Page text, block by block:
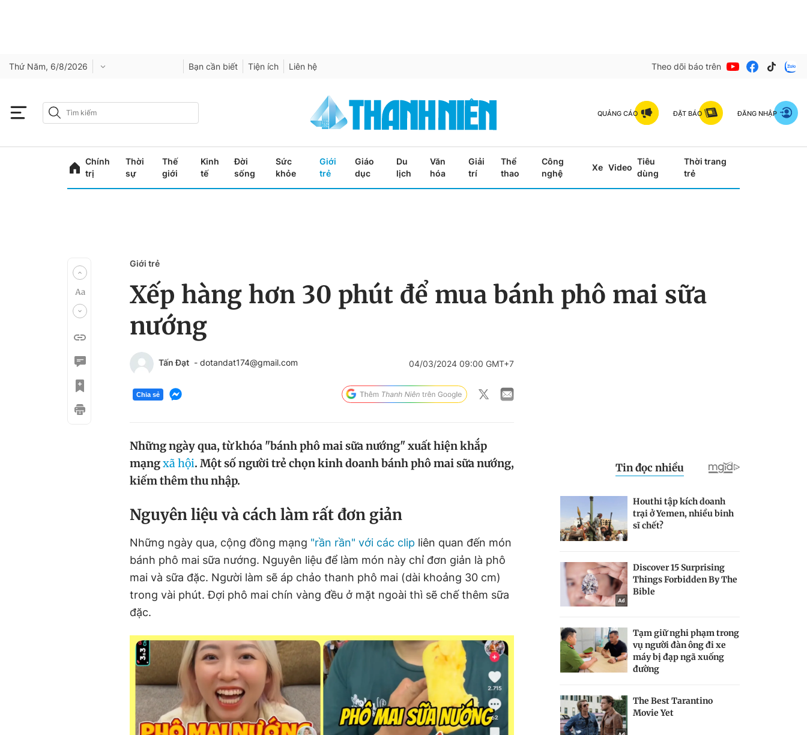
Thứ Năm, 6/8/2026 Bạn cần biết Tiện ích Liên hệ Theo dõi báo trên
QUẢNG CÁO ĐẶT BÁO ĐĂNG NHẬP
Chính
trị
Thời
sự
Thế
giới
Kinh
tế
Đời
sống
Sức
khỏe
Giới
trẻ
Giáo
dục
Du
lịch
Văn
hóa
Giải
trí
Thể
thao
Công
nghệ
Xe Video
Tiêu
dùng
Thời trang
trẻ
Giới trẻ
Xếp hàng hơn 30 phút để mua bánh phô mai sữa
nướng
Tấn Đạt - dotandat174@gmail.com 04/03/2024 09:00 GMT+7
Chia sẻ
Những ngày qua, từ khóa "bánh phô mai sữa nướng" xuất hiện khắp
mạngxã hội. Một số người trẻ chọn kinh doanh bánh phô mai sữa nướng,
kiếm thêm thu nhập.
Nguyên liệu và cách làm rất đơn giản
Những ngày qua, cộng đồng mạng "rần rần" với các clip liên quan đến món
bánh phô mai sữa nướng. Nguyên liệu để làm món này chỉ đơn giản là phô
mai và sữa đặc. Người làm sẽ áp chảo thanh phô mai (dài khoảng 30 cm)
trong vài phút. Đợi phô mai chín vàng đều ở mặt ngoài thì sẽ chế thêm sữa
đặc.